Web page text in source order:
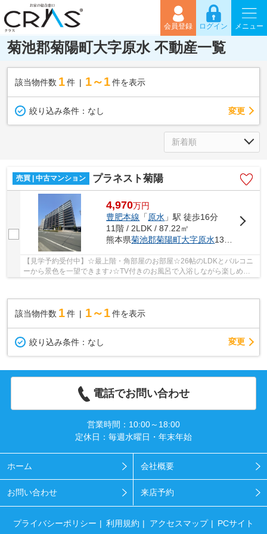
会員登録 ログイン メニュー
菊池郡菊陽町大字原水 不動産一覧
該当物件数 1件 1～1 件を表示
絞り込み条件： なし 変更
売買 | 中古マンション プラネスト菊陽
4,970万円
豊肥本線 「原水 」駅 徒歩16分
11階 / 2LDK / 87.22㎡
熊本県菊池郡菊陽町大字原水1328-13
【見学予約受付中】☆最上階・角部屋のお部屋☆26帖のLDKとバルコニ
ーから景色を一望できます♪☆TV付きのお風呂で入浴しながら楽しめま
該当物件数 1件 1～1 件を表示
絞り込み条件： なし 変更
電話でお問い合わせ
営業時間：10:00～18:00
定休日：毎週水曜日・年末年始
ホーム 会社概要
お問い合わせ 来店予約
プライバシーポリシー 利用規約 アクセスマップ
PCサイト